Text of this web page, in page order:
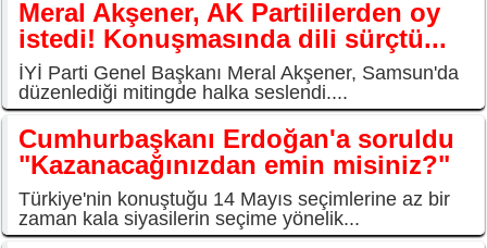
Meral Akşener, AK Partililerden oy
istedi! Konuşmasında dili sürçtü...
İYİ Parti Genel Başkanı Meral Akşener, Samsun'da
düzenlediği mitingde halka seslendi....
Cumhurbaşkanı Erdoğan'a soruldu
"Kazanacağınızdan emin misiniz?"
Türkiye'nin konuştuğu 14 Mayıs seçimlerine az bir
zaman kala siyasilerin seçime yönelik...